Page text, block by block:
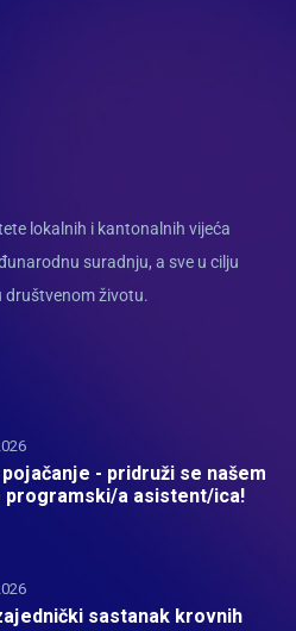
lokalnih i kantonalnih vijeća
suradnju, a sve u cilju
društvenom životu.
- pridruži se našem
programski/a asistent/ica!
sastanak krovnih